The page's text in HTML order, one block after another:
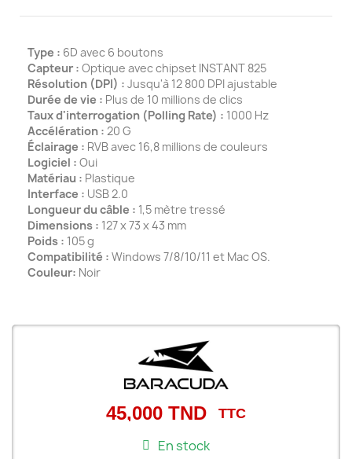
Type : 6D avec 6 boutons
Capteur : Optique avec chipset INSTANT 825
Résolution (DPI) : Jusqu'à 12 800 DPI ajustable
Durée de vie : Plus de 10 millions de clics
Taux d'interrogation (Polling Rate) : 1000 Hz
Accélération : 20 G
Éclairage : RVB avec 16,8 millions de couleurs
Logiciel : Oui
Matériau : Plastique
Interface : USB 2.0
Longueur du câble : 1,5 mètre tressé
Dimensions : 127 x 73 x 43 mm
Poids : 105 g
Compatibilité : Windows 7/8/10/11 et Mac OS.
Couleur: Noir
45,000 TND TTC
En stock